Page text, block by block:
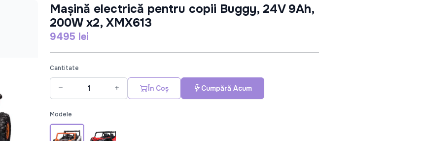
Mașină electrică pentru copii Buggy, 24V 9Ah,
200W x2, XMX613
9495 lei
Cantitate
În Coș Cumpără Acum
Modele